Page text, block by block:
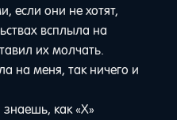
если они не хотят,
всплыла на
их молчать.
на меня, так ничего и
как «Х»